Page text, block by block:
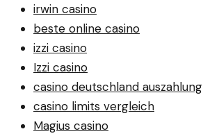
irwin casino
beste online casino
izzi casino
Izzi casino
casino deutschland auszahlung
casino limits vergleich
Magius casino